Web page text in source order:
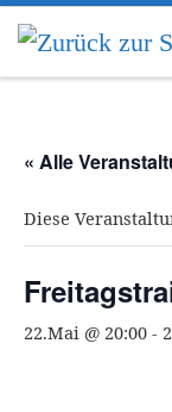
Zum Inhalt
« Alle
Diese
22.Mai @ 20:00 -